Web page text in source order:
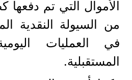
الأموال التي تم
من السيولة النقدية
في العمليات
المستقبلية.